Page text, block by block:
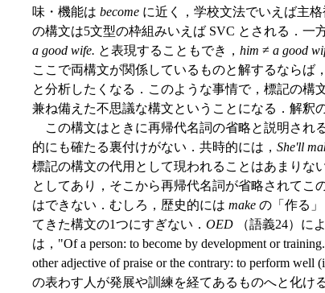
味・機能は become に近く，学校文法でいえば主
の構文は5文型の枠組みいえば SVC とされる．一
a good wife. と表現することもでき， him ≠ a good
ここで両構文が関係しているものと解するならば
と分析したくなる．このような事情で，標記の構
兼ね備えた不思議な構文ということになる．解釈
この構文はときに再帰代名詞の省略と説明され
的にも確たる裏付けがない．共時的には， She'll
標記の構文の代用として現われることはあまりな
としてあり，そこから再帰代名詞が省略されてこ
はできない．むしろ，歴史的には make の「作る
てきた構文の1つにすぎない． OED （語義24）に
は，"Of a person: to become by development or
other adjective of praise or the contrary: to perform
の表わす人が発展や訓練を経てあるものへと化け